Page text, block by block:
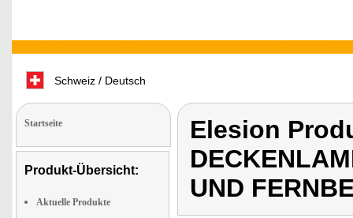
Schweiz / Deutsch
Startseite
Produkt-Übersicht:
Aktuelle Produkte
Elesion
UND